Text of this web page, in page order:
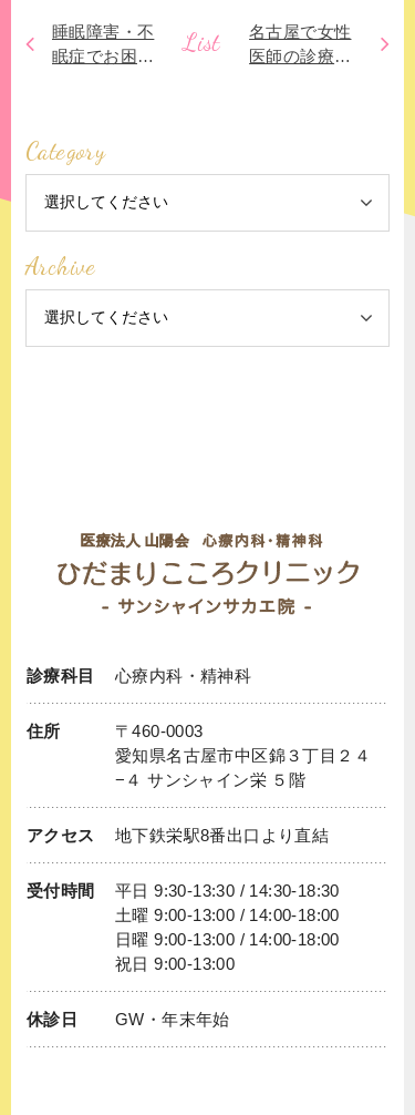
睡眠障害・不
眠症でお困り
影響や治療法
についてご説
明いたします
List
名古屋で女性
医師の診療す
Category
Archive
診療科目 心療内科 ・精神科
住所
〒460-0003
愛知県名古屋市中区錦３丁目２４
−４ サンシャイン栄 ５階
アクセス 地下鉄栄駅8番出口より直結
受付時間
平日 9:30-13:30 / 14:30-18:30
土曜 9:00-13:00 / 14:00-18:00
日曜 9:00-13:00 / 14:00-18:00
祝日 9:00-13:00
休診日 GW・年末年始